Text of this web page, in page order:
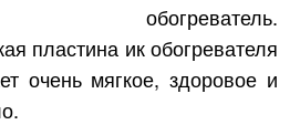
обогреватель.
пластина ик обогревателя
очень мягкое, здоровое и